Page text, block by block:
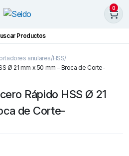
0
Productos
anulares HSS
Ø 21 mm x 50 mm – Broca de Corte-
Rápido HSS Ø 21
de Corte-